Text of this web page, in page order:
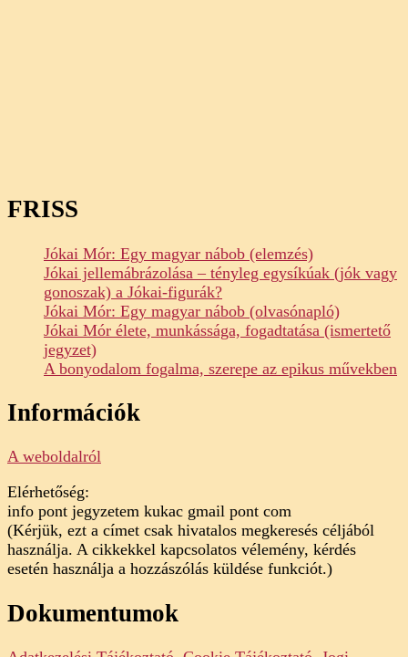
FRISS
Jókai Mór: Egy magyar nábob (elemzés)
Jókai jellemábrázolása – tényleg egysíkúak (jók vagy
gonoszak) a Jókai-figurák?
Jókai Mór: Egy magyar nábob (olvasónapló)
Jókai Mór élete, munkássága, fogadtatása (ismertető
jegyzet)
A bonyodalom fogalma, szerepe az epikus művekben
Információk
A weboldalról
Elérhetőség:
info pont jegyzetem kukac gmail pont com
(Kérjük, ezt a címet csak hivatalos megkeresés céljából
használja. A cikkekkel kapcsolatos vélemény, kérdés
esetén használja a hozzászólás küldése funkciót.)
Dokumentumok